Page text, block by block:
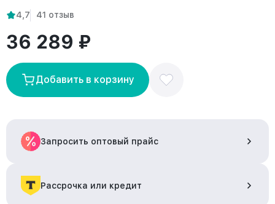
4,7 41 отзыв
36 289 ₽
Добавить в корзину
Запросить оптовый прайс
Рассрочка или кредит